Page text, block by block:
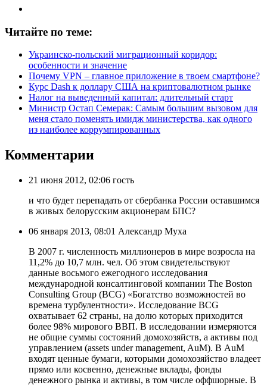
Читайте по теме:
Украинско-польский миграционный коридор:
особенности и значение
Почему VPN – главное приложение в твоем смартфоне?
Курс Dash к доллару США на криптовалютном рынке
Налог на выведенный капитал: длительный старт
Министр Остап Семерак: Самым большим вызовом для
меня стало поменять имидж министерства, как одного
из наиболее коррумпированных
Комментарии
21 июня 2012, 02:06 гость
и что будет перепaдать от сбербанка России оставшимся
в живых белорусским акционерам БПС?
06 января 2013, 08:01 Александр Муха
В 2007 г. численность миллионеров в мире возросла на
11,2% до 10,7 млн. чел. Об этом свидетельствуют
данные восьмого ежегодного исследования
международной консалтинговой компании The Boston
Consulting Group (BCG) «Богатство возможностей во
времена турбулентности». Исследование BCG
охватывает 62 страны, на долю которых приходится
более 98% мирового ВВП. В исследовании измеряются
не общие суммы состояний домохозяйств, а активы под
управлением (assets under management, AuM). В AuM
входят ценные бумаги, которыми домохозяйство владеет
прямо или косвенно, денежные вклады, фонды
денежного рынка и активы, в том числе оффшорные. В